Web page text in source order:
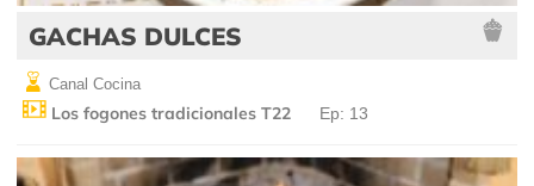
GACHAS DULCES
Canal Cocina
Los fogones tradicionales T22 Ep: 13